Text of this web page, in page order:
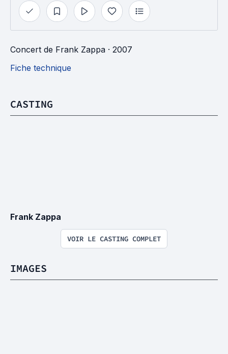
Concert de Frank Zappa · 2007
Fiche technique
CASTING
Frank Zappa
VOIR LE CASTING COMPLET
IMAGES